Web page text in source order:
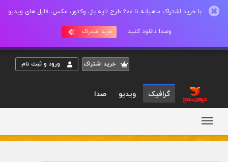
با خرید اشتراک ماهیانه تا 600 طرح لایه باز، وکتور، عکس، فایل های ویدیو
وصدا دانلود کنید. خرید اشتراک
خريد اشتراک ورود و ثبت نام
گرافیک ویدیو صدا